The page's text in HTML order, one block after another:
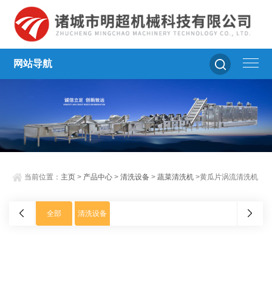
网站导航
当前位置： 主页 > 产品中心 >清洗设备 >蔬菜清洗机 >黄瓜片涡流清洗机
全部 清洗设备